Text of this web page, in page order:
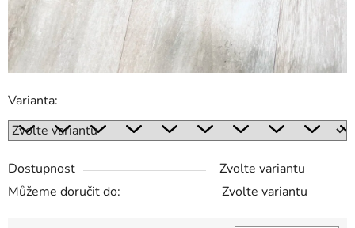
Varianta:
Dostupnost
Zvolte variantu
Můžeme doručit do:
Zvolte variantu